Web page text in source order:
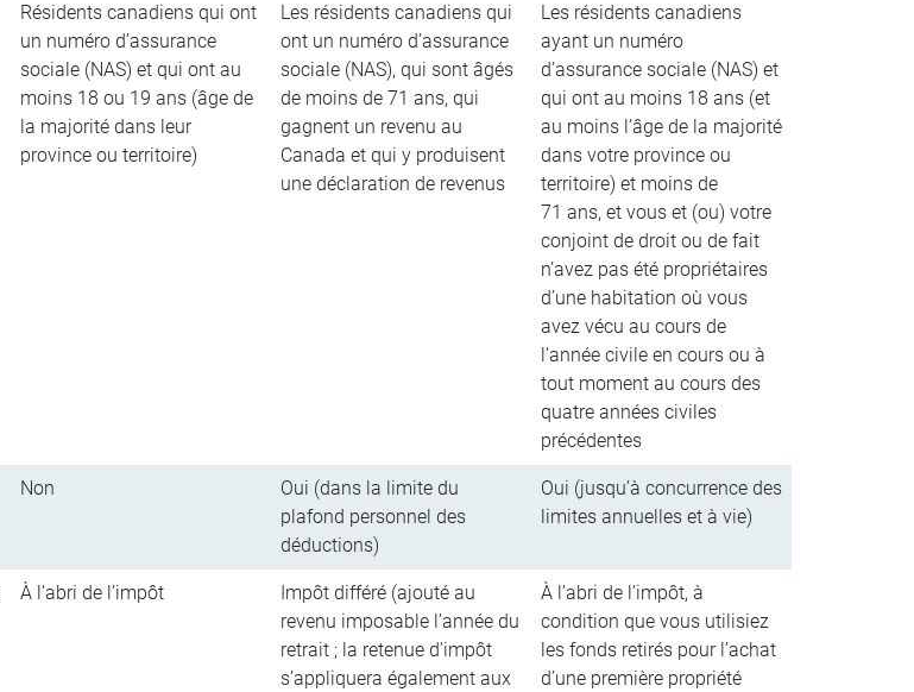
Résidents canadiens qui ont
un numéro d’assurance
sociale (NAS) et qui ont au
moins 18 ou 19 ans (âge de
la majorité dans leur
province ou territoire)
Les résidents canadiens qui
ont un numéro d’assurance
sociale (NAS), qui sont âgés
de moins de 71 ans, qui
gagnent un revenu au
Canada et qui y produisent
une déclaration de revenus
Les résidents canadiens
ayant un numéro
d’assurance sociale (NAS) et
qui ont au moins 18 ans (et
au moins l’âge de la majorité
dans votre province ou
territoire) et moins de
71 ans, et vous et (ou) votre
conjoint de droit ou de fait
n’avez pas été propriétaires
d’une habitation où vous
avez vécu au cours de
l’année civile en cours ou à
tout moment au cours des
quatre années civiles
précédentes
Non
Oui (dans la limite du
plafond personnel des
déductions)
Oui (jusqu’à concurrence des
limites annuelles et à vie)
À l’abri de l’impôt
Impôt différé (ajouté au
revenu imposable l’année du
retrait ; la retenue d’impôt
s’appliquera également aux
À l’abri de l’impôt, à
condition que vous utilisiez
les fonds retirés pour l’achat
d’une première propriété